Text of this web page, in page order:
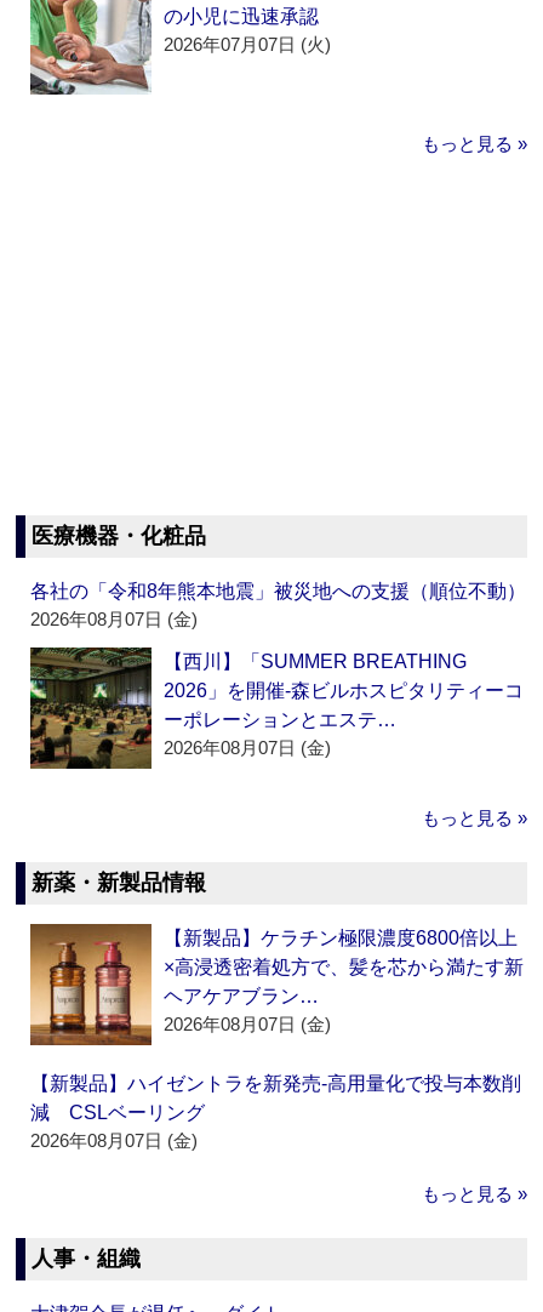
の小児に迅速承認
2026年07月07日 (火)
もっと見る »
医療機器・化粧品
各社の「令和8年熊本地震」被災地への支援（順位不動）
2026年08月07日 (金)
【西川】「SUMMER BREATHING
2026」を開催‐森ビルホスピタリティーコ
ーポレーションとエステ…
2026年08月07日 (金)
もっと見る »
新薬・新製品情報
【新製品】ケラチン極限濃度6800倍以上
×高浸透密着処方で、髪を芯から満たす新
ヘアケアブラン…
2026年08月07日 (金)
【新製品】ハイゼントラを新発売‐高用量化で投与本数削
減 CSLベーリング
2026年08月07日 (金)
もっと見る »
人事・組織